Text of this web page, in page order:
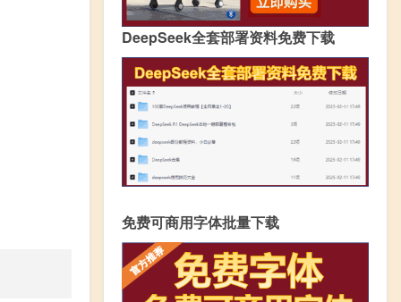
DeepSeek全套部署资料免费下载
免费可商用字体批量下载